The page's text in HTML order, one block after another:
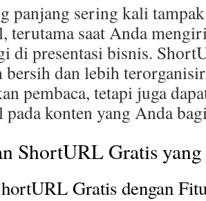
panjang sering kali
terutama saat Anda
di presentasi bisnis.
bersih dan lebih
pembaca, tetapi juga
konten yang Anda
ShortURL Gratis
Gratis dengan